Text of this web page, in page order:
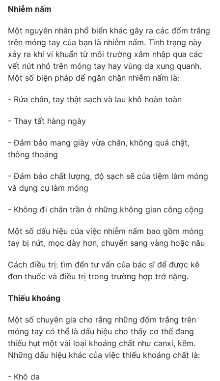
Khán giả
Giải sao mai
Điện ảnh
Âm nhạc
Sao
Đời sống
Du lịch
Làm đẹp
Chất lượng cuộc sống
Giáo dục
Tuyển sinh
Học trực tuyến
Công nghệ
Tư vấn
Giao lưu trực tuyến
Lịch phát sóng
Emagazine Podcast
Photo Infographic
Video Shorts video
VTV Money VTV Thể thao
VTV Sức khoẻ
Thị trường 24h Tấm lòng Việt
VTV4 Vươn mình bằng AI
Nhiễm nấm
Một nguyên nhân phổ biến khác gây ra các đốm trắng
trên móng tay của bạn là nhiễm nấm. Tình trạng này
xảy ra khi vi khuẩn từ môi trường xâm nhập qua các
vết nứt nhỏ trên móng tay hay vùng da xung quanh.
Một số biện pháp để ngăn chặn nhiễm nấm là:
- Rửa chân, tay thật sạch và lau khô hoàn toàn
- Thay tất hàng ngày
- Đảm bảo mang giày vừa chân, không quá chật,
thông thoáng
- Đảm bảo chất lượng, độ sạch sẽ của tiệm làm móng
và dụng cụ làm móng
- Không đi chân trần ở những không gian công cộng
Một số dấu hiệu của việc nhiễm nấm bao gồm móng
tay bị nứt, mọc dày hơn, chuyển sang vàng hoặc nâu
Cách điều trị: tìm đến tư vấn của bác sĩ để được kê
đơn thuốc và điều trị trong trường hợp trở nặng.
Thiếu khoáng
Một số chuyên gia cho rằng những đốm trắng trên
móng tay có thể là dấu hiệu cho thấy cơ thể đang
thiếu hụt một vài loại khoáng chất như canxi, kẽm.
Những dấu hiệu khác của việc thiếu khoáng chất là:
- Khô da